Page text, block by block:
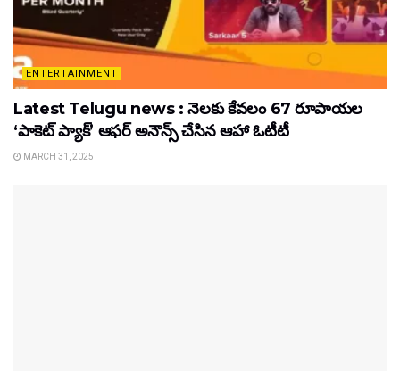
ENTERTAINMENT
Latest Telugu news : నెలకు కేవలం 67 రూపాయల
‘పాకెట్ ప్యాక్’ ఆఫర్ అనౌన్స్ చేసిన ఆహా ఓటీటీ
MARCH 31, 2025